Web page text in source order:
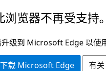
浏览器不再受支持。
级到 Microsoft Edge 以使
下载 Microsoft Edge 有